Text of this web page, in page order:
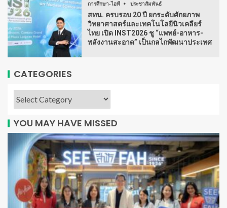
การศึกษา-ไอที ประชาสัมพันธ์
สทน. ครบรอบ 20 ปี ยกระดับศักยภาพ
วิทยาศาสตร์และเทคโนโลยีนิวเคลียร์
ไทย เปิด INST2026 ชู “แพทย์-อาหาร-
พลังงานสะอาด” เป็นกลไกพัฒนาประเทศ
CATEGORIES
YOU MAY HAVE MISSED